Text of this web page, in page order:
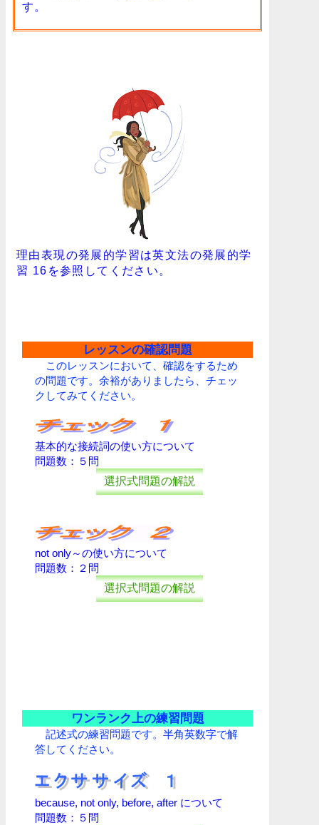
す。
理由表現の発展的学習は英文法の発展的学
習 16を参照してください。
レッスンの確認問題
このレッスンにおいて、確認をするため
の問題です。余裕がありましたら、チェッ
クしてみてください。
基本的な接続詞の使い方について
問題数：５問
選択式問題の解説
not only～の使い方について
問題数：２問
選択式問題の解説
ワンランク上の練習問題
記述式の練習問題です。半角英数字で解
答してください。
because, not only, before, after について
問題数：５問